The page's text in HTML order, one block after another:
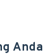
Anda